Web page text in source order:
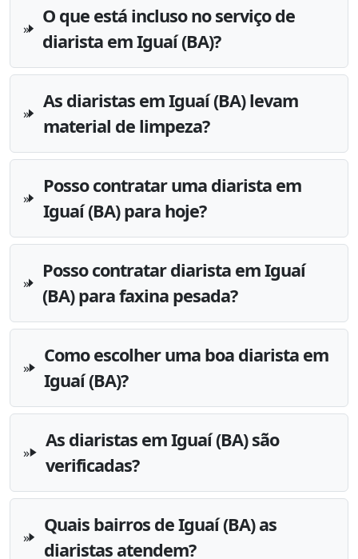
O que está incluso no serviço de
diarista em Iguaí (BA)?
As diaristas em Iguaí (BA) levam
material de limpeza?
Posso contratar uma diarista em
Iguaí (BA) para hoje?
Posso contratar diarista em Iguaí
(BA) para faxina pesada?
Como escolher uma boa diarista em
Iguaí (BA)?
As diaristas em Iguaí (BA) são
verificadas?
Quais bairros de Iguaí (BA) as
diaristas atendem?